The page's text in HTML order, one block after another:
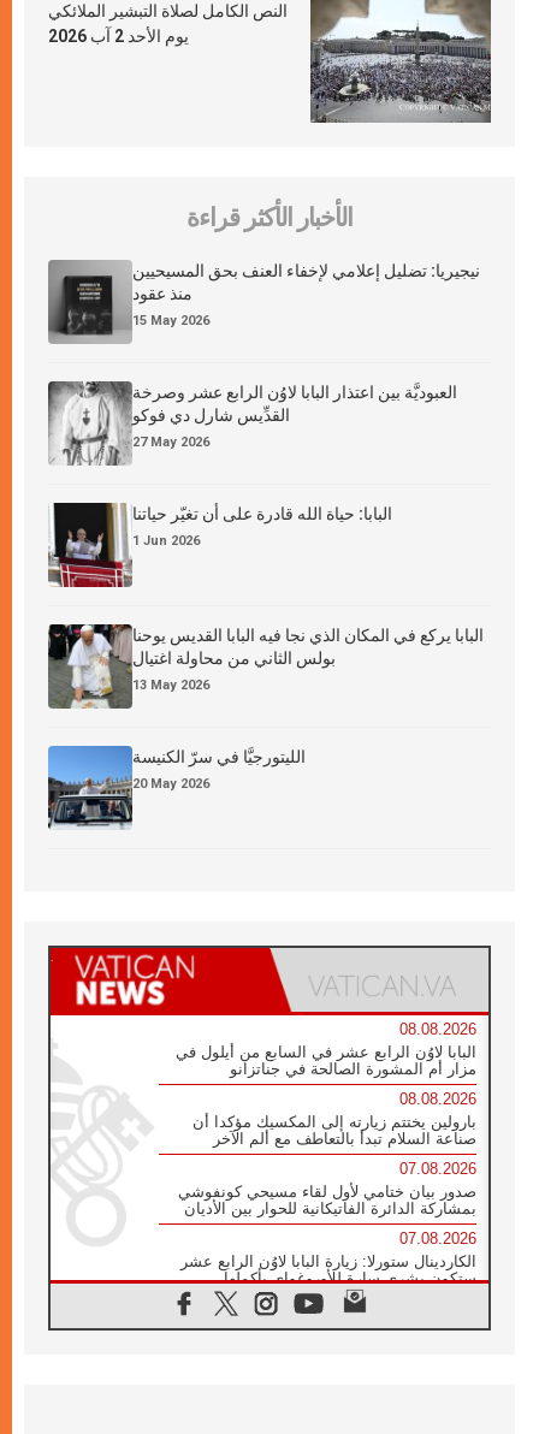
النص الكامل لصلاة التبشير الملائكي
يوم الأحد 2 آب 2026
الأخبار الأكثر قراءة
نيجيريا: تضليل إعلامي لإخفاء العنف بحق المسيحيين
منذ عقود
15 May 2026
العبوديَّة بين اعتذار البابا لاوُن الرابع عشر وصرخة
القدِّيس شارل دي فوكو
27 May 2026
البابا: حياة الله قادرة على أن تغيّر حياتنا
1 Jun 2026
البابا يركع في المكان الذي نجا فيه البابا القديس يوحنا
بولس الثاني من محاولة اغتيال
13 May 2026
الليتورجيَّا في سرّ الكنيسة
20 May 2026
08.08.2026
البابا لاوُن الرابع عشر في السابع من أيلول في
مزار أم المشورة الصالحة في جناتزانو
08.08.2026
بارولين يختتم زيارته إلى المكسيك مؤكدا أن
صناعة السلام تبدأ بالتعاطف مع ألم الآخر
07.08.2026
صدور بيان ختامي لأول لقاء مسيحي كونفوشي
بمشاركة الدائرة الفاتيكانية للحوار بين الأديان
07.08.2026
الكاردينال ستورلا: زيارة البابا لاوُن الرابع عشر
ستكون بشرى سارة للأوروغواي بأكملها
الفاتيكان يعلن برنامج الزيارة الرسولية للبابا لاوُن